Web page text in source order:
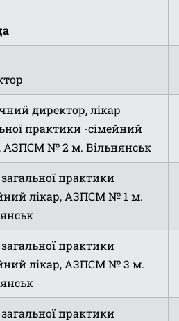
директор, лікар
практики -сімейний
АЗПСМ № 2 м. Вільнянськ
практики
лікар, АЗПСМ № 1 м.
практики
лікар, АЗПСМ № 3 м.
практики